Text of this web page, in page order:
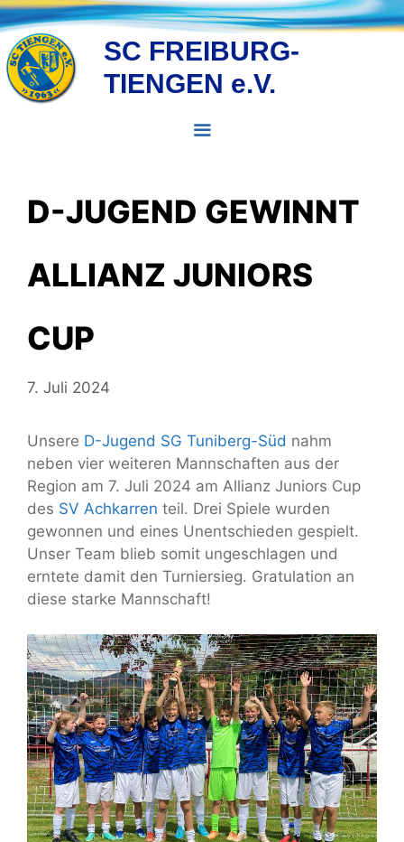
Zum
Inhalt
springen
SC FREIBURG-
TIENGEN e.V.
D-JUGEND GEWINNT
ALLIANZ JUNIORS
CUP
7. Juli 2024
Unsere D-Jugend SG Tuniberg-Süd nahm
neben vier weiteren Mannschaften aus der
Region am 7. Juli 2024 am Allianz Juniors Cup
des SV Achkarren teil. Drei Spiele wurden
gewonnen und eines Unentschieden gespielt.
Unser Team blieb somit ungeschlagen und
erntete damit den Turniersieg. Gratulation an
diese starke Mannschaft!